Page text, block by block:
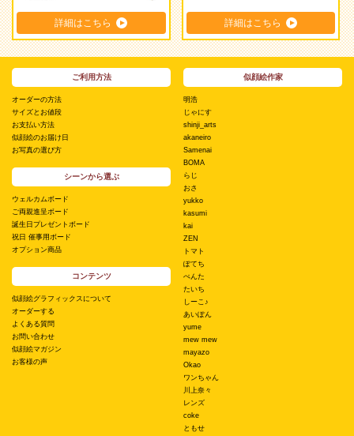
詳細はこちら 詳細はこちら
ご利用方法
オーダーの方法
サイズとお値段
お支払い方法
似顔絵のお届け日
お写真の選び方
シーンから選ぶ
ウェルカムボード
ご両親進呈ボード
誕生日プレゼントボード
祝日 催事用ボード
オプション商品
コンテンツ
似顔絵グラフィックスについて
オーダーする
よくある質問
お問い合わせ
似顔絵マガジン
お客様の声
似顔絵作家
明浩
じゃにす
shinji_arts
akaneiro
Samenai
BOMA
らじ
おさ
yukko
kasumi
kai
ZEN
トマト
ぽてち
ぺんた
たいち
しーこ♪
あいぽん
yume
mew mew
mayazo
Okao
ワンちゃん
川上奈々
レンズ
coke
ともせ